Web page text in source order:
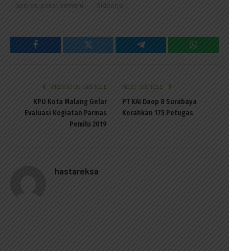
operasi pekat semeru Sidoarjo
Facebook Twitter Telegram
PREVIOUS ARTICLE
KPU Kota Malang Gelar
Evaluasi Kegiatan Parmas
Pemilu 2019
NEXT ARTICLE
PT KAI Daop 8 Surabaya
Kerahkan 175 Petugas
hastareksa